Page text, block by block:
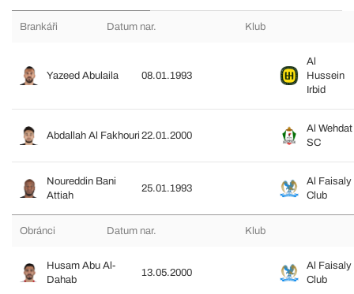
Brankáři Datum nar. Klub
Yazeed Abulaila 08.01.1993
Al
Hussein
Irbid
Abdallah Al Fakhouri 22.01.2000
Al Wehdat
SC
Noureddin Bani
Attiah
25.01.1993
Al Faisaly
Club
Obránci Datum nar. Klub
Husam Abu Al-
Dahab
13.05.2000
Al Faisaly
Club